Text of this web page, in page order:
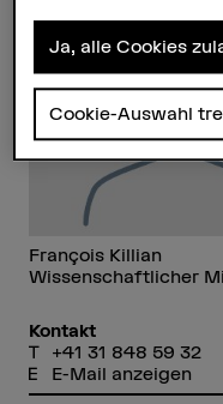
François Killian
Wissenschaftlicher
Kontakt
+41 31 848 59 32
E-Mail anzeigen
Ja, alle Cookies
Cookie-Auswahl